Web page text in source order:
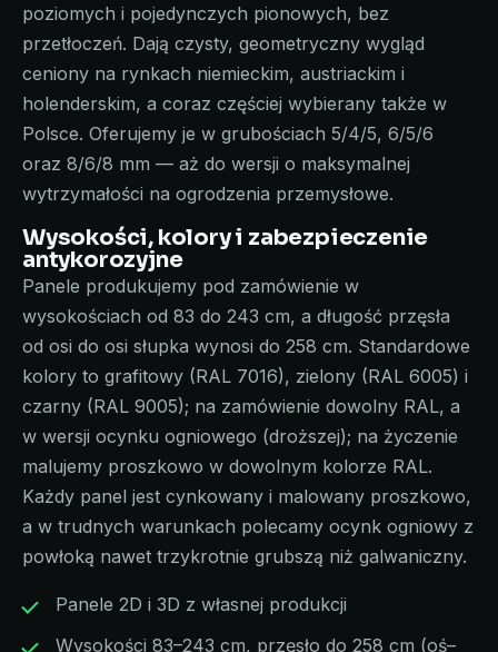
poziomych i pojedynczych pionowych, bez
przetłoczeń. Dają czysty, geometryczny wygląd
ceniony na rynkach niemieckim, austriackim i
holenderskim, a coraz częściej wybierany także w
Polsce. Oferujemy je w grubościach 5/4/5, 6/5/6
oraz 8/6/8 mm — aż do wersji o maksymalnej
wytrzymałości na ogrodzenia przemysłowe.
Wysokości, kolory i zabezpieczenie
antykorozyjne
Panele produkujemy pod zamówienie w
wysokościach od 83 do 243 cm, a długość przęsła
od osi do osi słupka wynosi do 258 cm. Standardowe
kolory to grafitowy (RAL 7016), zielony (RAL 6005) i
czarny (RAL 9005); na zamówienie dowolny RAL, a
w wersji ocynku ogniowego (droższej); na życzenie
malujemy proszkowo w dowolnym kolorze RAL.
Każdy panel jest cynkowany i malowany proszkowo,
a w trudnych warunkach polecamy ocynk ogniowy z
powłoką nawet trzykrotnie grubszą niż galwaniczny.
Panele 2D i 3D z własnej produkcji
Wysokości 83–243 cm, przęsło do 258 cm (oś–